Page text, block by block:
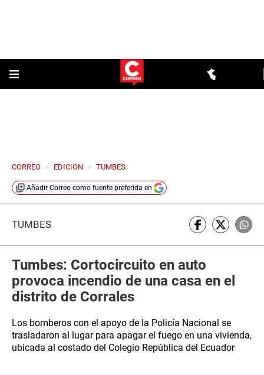
CORREO > EDICION > TUMBES
Añadir Correo como fuente preferida en
TUMBES
Tumbes: Cortocircuito en auto
provoca incendio de una casa en el
distrito de Corrales
Los bomberos con el apoyo de la Policía Nacional se
trasladaron al lugar para apagar el fuego en una vivienda,
ubicada al costado del Colegio República del Ecuador